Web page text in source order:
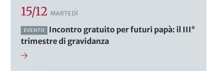
15/12 MARTEDÌ
EVENTO
Incontro gratuito per futuri papà: il III°
trimestre di gravidanza